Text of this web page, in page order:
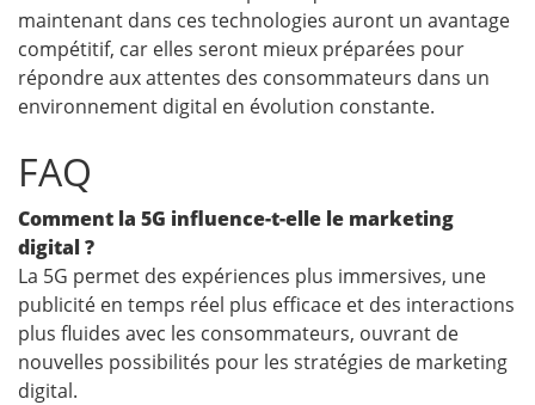
maintenant dans ces technologies auront un avantage
compétitif, car elles seront mieux préparées pour
répondre aux attentes des consommateurs dans un
environnement digital en évolution constante.
FAQ
Comment la 5G influence-t-elle le marketing
digital ?
La 5G permet des expériences plus immersives, une
publicité en temps réel plus efficace et des interactions
plus fluides avec les consommateurs, ouvrant de
nouvelles possibilités pour les stratégies de marketing
digital.